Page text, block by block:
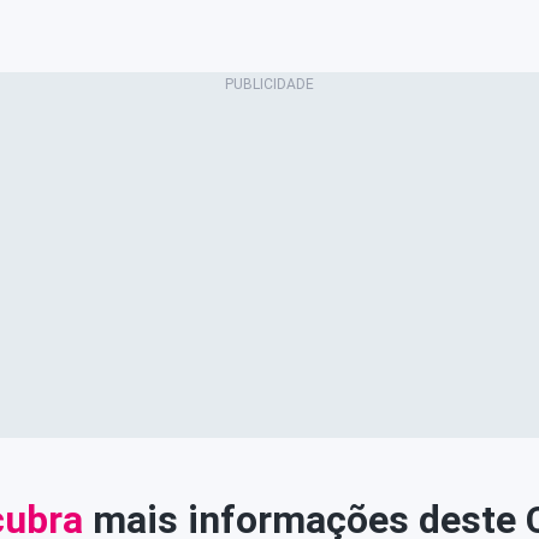
mais informações deste